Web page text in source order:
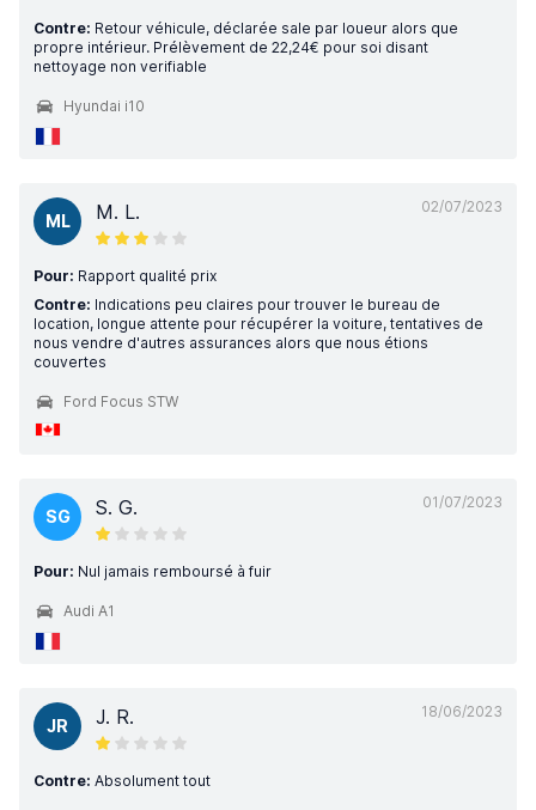
Contre: Retour véhicule, déclarée sale par loueur alors que
propre intérieur. Prélèvement de 22,24€ pour soi disant
nettoyage non verifiable
Hyundai i10
02/07/2023
ML M. L.
Pour: Rapport qualité prix
Contre: Indications peu claires pour trouver le bureau de
location, longue attente pour récupérer la voiture, tentatives de
nous vendre d'autres assurances alors que nous étions
couvertes
Ford Focus STW
01/07/2023
SG S. G.
Pour: Nul jamais remboursé à fuir
Audi A1
18/06/2023
JR J. R.
Contre: Absolument tout